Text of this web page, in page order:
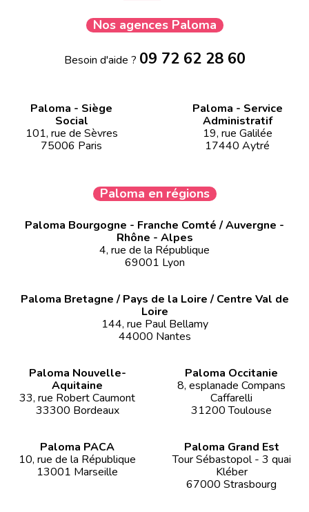
Nos agences Paloma
Besoin d'aide ? 09 72 62 28 60
Paloma - Siège
Social
101, rue de Sèvres
75006 Paris
Paloma - Service
Administratif
19, rue Galilée
17440 Aytré
Paloma en régions
Paloma Bourgogne - Franche Comté / Auvergne -
Rhône - Alpes
4, rue de la République
69001 Lyon
Paloma Bretagne / Pays de la Loire / Centre Val de
Loire
144, rue Paul Bellamy
44000 Nantes
Paloma Nouvelle-
Aquitaine
33, rue Robert Caumont
33300 Bordeaux
Paloma Occitanie
8, esplanade Compans
Caffarelli
31200 Toulouse
Paloma PACA
10, rue de la République
13001 Marseille
Paloma Grand Est
Tour Sébastopol - 3 quai
Kléber
67000 Strasbourg